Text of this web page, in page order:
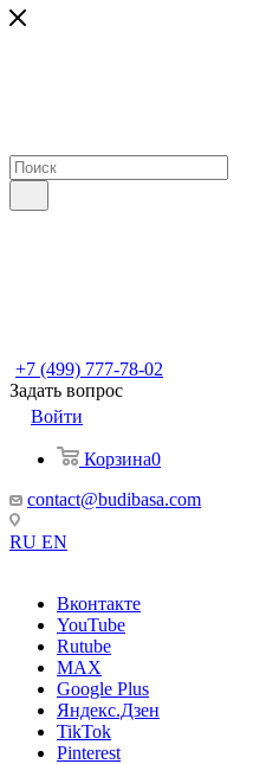
+7 (499) 777-78-02
Задать вопрос
Войти
Корзина0
contact@budibasa.com
RU EN
Вконтакте
YouTube
Rutube
MAX
Google Plus
Яндекс.Дзен
TikTok
Pinterest